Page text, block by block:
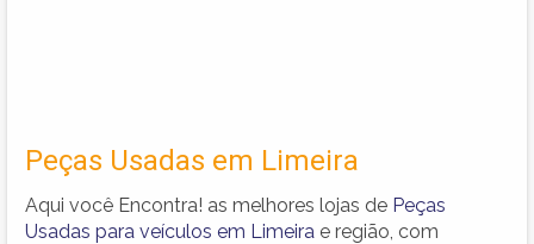
Peças Usadas em Limeira
Aqui você Encontra! as melhores lojas de Peças
Usadas para veículos em Limeira e região, com